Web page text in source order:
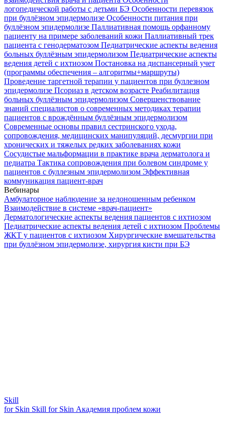
логопедической работы с детьми БЭ Особенности перевязок
при буллёзном эпидермолизе Особенности питания при
буллёзном эпидермолизе Паллиативная помощь орфанному
пациенту на примере заболеваний кожи Паллиативный трек
пациента с генодерматозом Педиатрические аспекты ведения
больных буллёзным эпидермолизом Педиатрические аспекты
ведения детей с ихтиозом Постановка на диспансерный учет
(программы обеспечения – алгоритмы+маршруты)
Проведение таргетной терапии у пациентов при буллезном
эпидермолизе Псориаз в детском возрасте Реабилитация
больных буллёзным эпидермолизом Совершенствование
знаний специалистов о современных методиках терапии
пациентов с врождённым буллёзным эпидермолизом
Современные основы правил сестринского ухода,
сопровождения, медицинских манипуляций, десмургии при
хронических и тяжелых редких заболеваниях кожи
Сосудистые мальформации в практике врача дерматолога и
педиатра Тактика сопровождения при болевом синдроме у
пациентов с буллезным эпидермолизом Эффективная
коммуникация пациент-врач
Вебинары
Амбулаторное наблюдение за недоношенным ребенком
Взаимодействие в системе «врач-пациент»
Дерматологические аспекты ведения пациентов с ихтиозом
Педиатрические аспекты ведения детей с ихтиозом Проблемы
ЖКТ у пациентов с ихтиозом Хирургические вмешательства
при буллёзном эпидермолизе, хирургия кисти при БЭ
Skill
for Skin Skill for Skin Академия проблем кожи